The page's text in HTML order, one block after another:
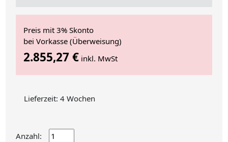
Preis mit 3% Skonto
bei Vorkasse (Überweisung)
2.855,27 € inkl. MwSt
Lieferzeit: 4 Wochen
Anzahl: